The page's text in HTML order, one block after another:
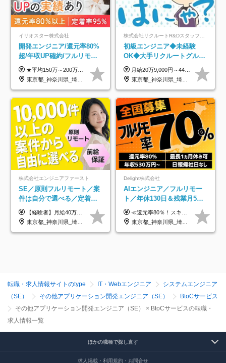
イリオスター株式会社
開発エンジニア/還元率80%
超/年収UP確約/フルリモ
OK/年休130日/平均残業7h/
約2万件の案件から選択
★平均150万～200万円年収UPを実現！ ★前職給与を100％保証！ ★案件内容の開示・明確な評価体制あり ⇒クライアント評価で即昇給を実現したケースも◎ ★年12回（毎月昇給チャンスあり） ■月給35万円～103万円 ※経験・能力・前職給与を考慮し、決定 ※上記給与には月30時間分(6万6500円以上)の固定残業代が含まれます。超過分は手当として別途支給します ※試用期間3ヶ月あり(期間中の給与・待遇面に差異はありません) ▼収入アップの実例をご紹介 ───────────── ★働き方改革をした30代男性（PG） 子どもが生まれたばかりなのに、忙しい現場で残業も月50～60時間が当たり前。 ⇒残業ほぼゼロ＆週3リモートの働き方に！しかも給与もアップ！ ★収入アップした30代男性（PM） 子供が3人いて家計も苦しく、残業代で稼ぐ日々… ⇒残業をたくさんしていた年収額より、100万円以上アップしました！
東京都_神奈川県_埼玉県_千葉県_大阪府_愛知県_北海道_青森県_岩手県_宮城県_秋田県_山形県_福島県_茨城県_栃木県_群馬県_新潟県_山梨県_長野県_富山県_石川県_福井県_静岡県_岐阜県_三重県_兵庫県_京都府_滋賀県_奈良県_和歌山県_広島県_岡山県_鳥取県_島根県_山口県_徳島県_香川県_愛媛県_高知県_福岡県_熊本県_佐賀県_長崎県_大分県_宮崎県_鹿児島県_沖縄県
初級エンジニア◆未経験
OK◆大手リクルートグルー
プ正社員◆独自の教育体制
◆住宅手当制度あり/s
月給20万9,000円～44万円 ※試用期間6カ月あり（期間中の待遇に変更なし） ※経験・能力・前給を考慮の上、決定いたします ※時間外手当100％支給 ※派遣就業先が変更となる場合には、就業規則、労使協定等に基づき賃金が変更となる可能性があります
東京都_神奈川県_埼玉県_千葉県_大阪府_愛知県_青森県_岩手県_宮城県_秋田県_山形県_福島県_茨城県_栃木県_群馬県_山梨県_長野県_福井県_静岡県_岐阜県_三重県_兵庫県_京都府_滋賀県_奈良県_広島県_岡山県_山口県_香川県_福岡県_熊本県_佐賀県_長崎県_大分県_宮崎県_鹿児島県
株式会社エンジニアファースト
SE／原則フルリモート／案
件は自分で選べる／定着率
93%／20～30代活躍中！
【経験者】月給40万円～120万円(固定残業代含む)+各種手当 ★前職給与の総収入額を100％保証｜還元率84％〜100％ ★20代の平均年収570万円 ※月給には、みなし残業手当(月30時間／5万8000円以上)を含みます 超過分は別途追加支給 ※固定残業代は、時間外労働の有無に関わらず30時間分を、月5万8000円~15万7000円支給 ※上記を超える時間外労働分は追加で支給 【未経験者】月給21万円以上＋各種手当 固定残業なし(残業代発生分全額支給) ※6ヶ月の試用期間あり（※条件に変動なし） ▼単価連動性×還元率は84％～100％で収入の大幅UPが可能！ ・案件単価が月50万円の場合：年収417万円 ・案件単価が月70万円の場合：年収584万円 ・案件単価が月100万円の場合：年収834万円 ＜モデル年収＞ ▼400万円～500万円(入社初年度) ▼542万円～626万円(入社2年) ▼667万円～700万円(入社3年） ▼709万円～801万円(入社5年）
東京都_神奈川県_埼玉県_千葉県_大阪府_愛知県_北海道_青森県_岩手県_宮城県_秋田県_山形県_福島県_茨城県_栃木県_群馬県_新潟県_山梨県_長野県_富山県_石川県_福井県_静岡県_岐阜県_三重県_兵庫県_京都府_滋賀県_奈良県_和歌山県_広島県_岡山県_鳥取県_島根県_山口県_徳島県_香川県_愛媛県_高知県_福岡県_熊本県_佐賀県_長崎県_大分県_宮崎県_鹿児島県_沖縄県
Delight株式会社
AIエンジニア／フルリモー
ト／年休130日＆残業月5h
以下／1カ月連休可／案件選
択制／還元率80%
≪還元率80％！スキルや経験をしっかり収入に反映します≫ 年俸530万円以上＋業績賞与 ※スキル・経験を考慮の上、優遇いたします ※上記年俸を12分割し、月1回支給します ※上記年俸には固定残業代月20時間分(月6万9000円以上)が含まれます。残業はほとんど発生しませんが、超過した場合は追加支給します ★AIを使った自社への貢献も、貢献度に応じて給与に反映する制度があります
東京都_神奈川県_埼玉県_千葉県_大阪府_愛知県_北海道_青森県_岩手県_宮城県_秋田県_山形県_福島県_茨城県_栃木県_群馬県_新潟県_山梨県_長野県_富山県_石川県_福井県_静岡県_岐阜県_三重県_兵庫県_京都府_滋賀県_奈良県_和歌山県_広島県_岡山県_鳥取県_島根県_山口県_徳島県_香川県_愛媛県_高知県_福岡県_熊本県_佐賀県_長崎県_大分県_宮崎県_鹿児島県_沖縄県
転職・求人情報サイトのtype IT・Webエンジニア
システムエンジニア
（SE）
その他アプリケーション開発エンジニア（SE）
BtoCサービス
その他アプリケーション開発エンジニア（SE） × BtoCサービスの転職・
求人情報一覧
ほかの職種で探し直す
求人掲載・利用規約・お問合せ